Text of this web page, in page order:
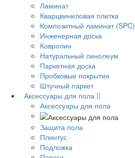
Ламинат
Кварцвиниловая плитка
Композитный ламинат (SPC)
Инженерная доска
Ковролин
Натуральный линолеум
Паркетная доска
Пробковые покрытия
Штучный паркет
Аксессуары для пола
Аксессуары для пола
Защита пола
Плинтус
Подложка